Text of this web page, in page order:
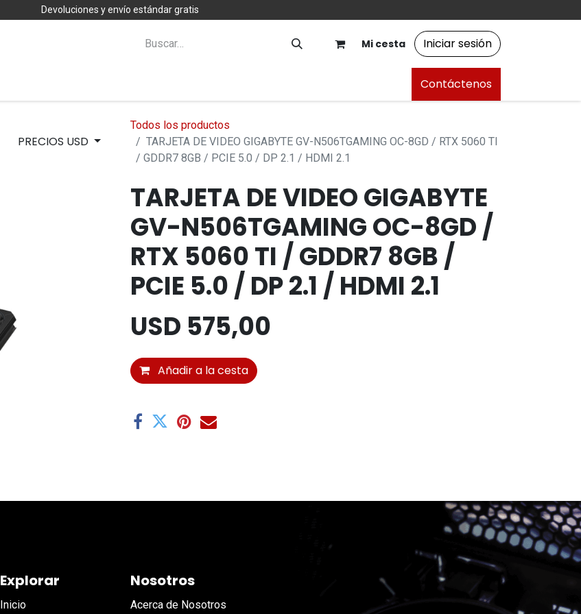
Devoluciones y envío estándar gratis
Mi cesta Iniciar sesión
Contáctenos
PRECIOS USD
Todos los productos
TARJETA DE VIDEO GIGABYTE GV-N506TGAMING OC-8GD / RTX 5060 TI
/ GDDR7 8GB / PCIE 5.0 / DP 2.1 / HDMI 2.1
TARJETA DE VIDEO GIGABYTE
GV-N506TGAMING OC-8GD /
RTX 5060 TI / GDDR7 8GB /
PCIE 5.0 / DP 2.1 / HDMI 2.1
USD 575,00
Añadir a la cesta
Explorar
Inicio
Nosotros
Acerca de Nosotros